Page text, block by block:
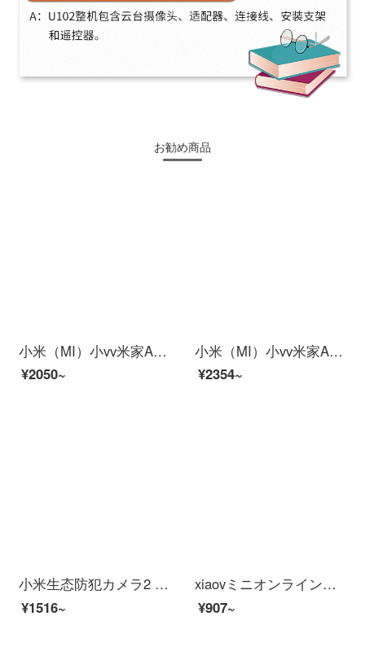
お勧め商品
小米（MI）小vv米家APPビディオカーメンテリングアロン360°云台スピンビオラ家庭用赤外線夜間テレビワイヤレスタネト停電防止カメラ2 K【2 K防水スピン】米家xiaovア雲台+32 Gカード
¥2050~
小米（MI）小vv米家APPビディオカーメンテリングアロン360°云台スピンビオラ家庭用赤外線夜間テレビワイヤレスタネト停電防止カメラ2 K防水スティン米家xiaovア雲台+128 Gカード
¥2354~
小米生态防犯カメラ2 Kスーパーマーケットサポート米家APP人型探测赤外线夜間视用ビディオカーンテェイン
¥1516~
xiaovミニオンラインオンラインオンラインショッピングモール【V 380款】+32 Gメモアカードド
¥907~